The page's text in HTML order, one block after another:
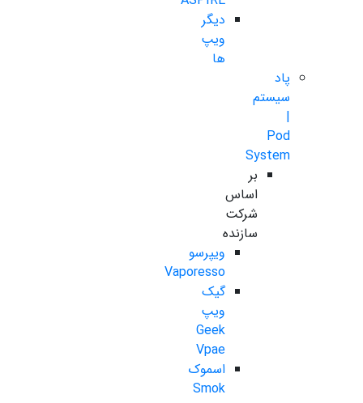
دیگر
ویپ
ها
پاد
سیستم
|
Pod
System
بر
اساس
شرکت
سازنده
ویپرسو
Vaporesso
گیک
ویپ
Geek
Vpae
اسموک
Smok